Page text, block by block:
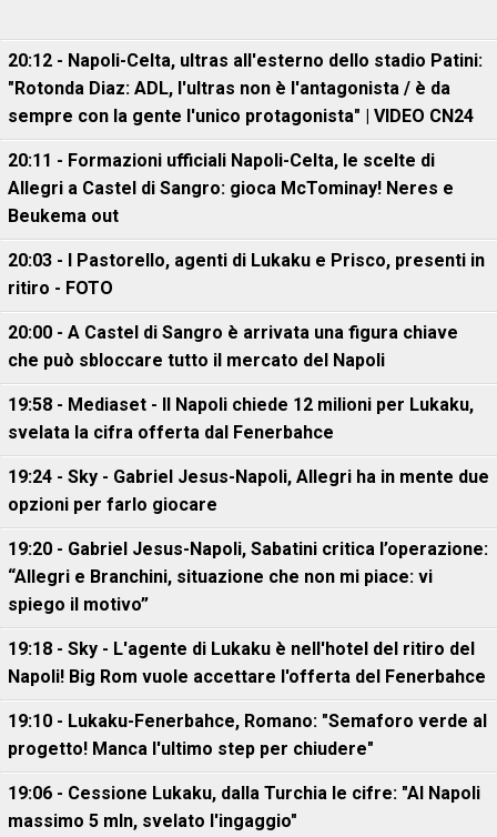
20:12 - Napoli-Celta, ultras all'esterno dello stadio Patini:
"Rotonda Diaz: ADL, l'ultras non è l'antagonista / è da
sempre con la gente l'unico protagonista" | VIDEO CN24
20:11 - Formazioni ufficiali Napoli-Celta, le scelte di
Allegri a Castel di Sangro: gioca McTominay! Neres e
Beukema out
20:03 - I Pastorello, agenti di Lukaku e Prisco, presenti in
ritiro - FOTO
20:00 - A Castel di Sangro è arrivata una figura chiave
che può sbloccare tutto il mercato del Napoli
19:58 - Mediaset - Il Napoli chiede 12 milioni per Lukaku,
svelata la cifra offerta dal Fenerbahce
19:24 - Sky - Gabriel Jesus-Napoli, Allegri ha in mente due
opzioni per farlo giocare
19:20 - Gabriel Jesus-Napoli, Sabatini critica l’operazione:
“Allegri e Branchini, situazione che non mi piace: vi
spiego il motivo”
19:18 - Sky - L'agente di Lukaku è nell'hotel del ritiro del
Napoli! Big Rom vuole accettare l'offerta del Fenerbahce
19:10 - Lukaku-Fenerbahce, Romano: "Semaforo verde al
progetto! Manca l'ultimo step per chiudere"
19:06 - Cessione Lukaku, dalla Turchia le cifre: "Al Napoli
massimo 5 mln, svelato l'ingaggio"